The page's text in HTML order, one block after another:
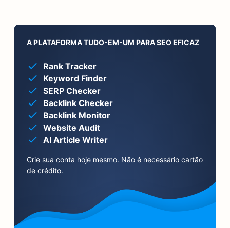
A PLATAFORMA TUDO-EM-UM PARA SEO EFICAZ
Rank Tracker
Keyword Finder
SERP Checker
Backlink Checker
Backlink Monitor
Website Audit
AI Article Writer
Crie sua conta hoje mesmo. Não é necessário cartão
de crédito.